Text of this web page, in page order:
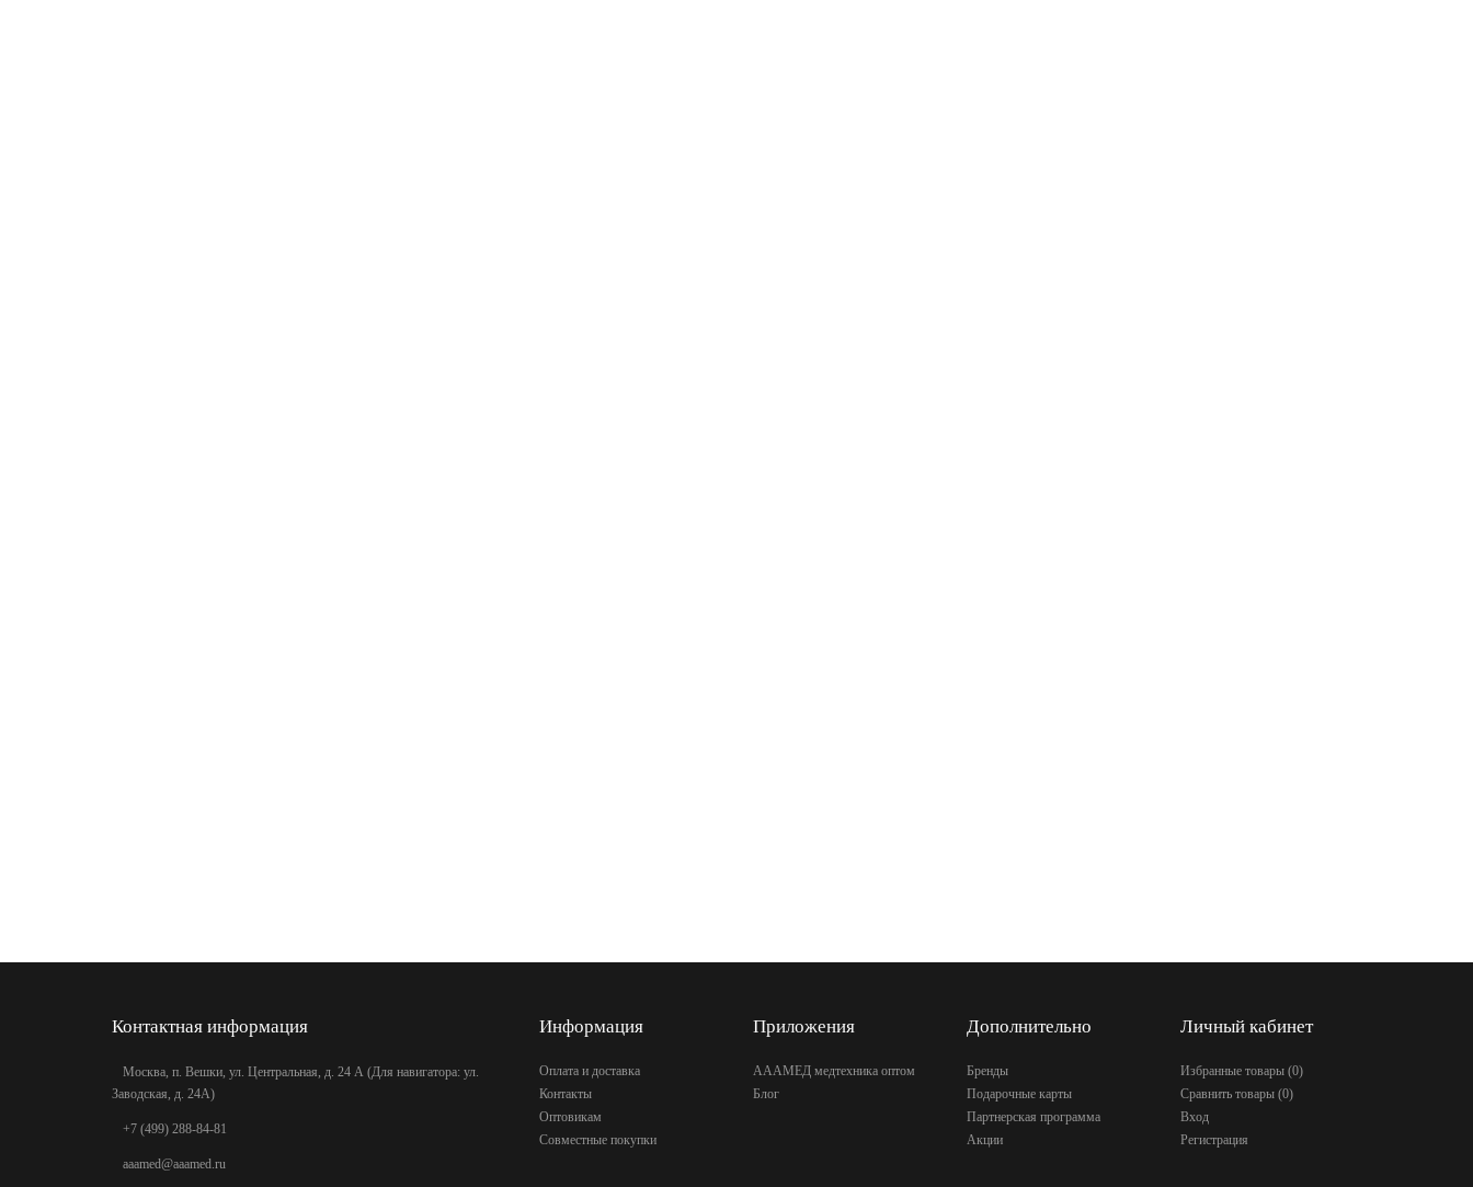
Контактная информация
Москва, п. Вешки, ул. Центральная, д. 24 А (Для навигатора: ул.
Заводская, д. 24А)
+7 (499) 288-84-81
aaamed@aaamed.ru
Информация
Оплата и доставка
Контакты
Оптовикам
Совместные покупки
Приложения
АААМЕД медтехника оптом
Блог
Дополнительно
Бренды
Подарочные карты
Партнерская программа
Акции
Личный кабинет
Избранные товары (0)
Сравнить товары (0)
Вход
Регистрация